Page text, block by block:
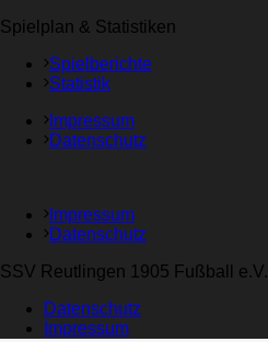
Spielplan & Statistiken
Spielberichte
Statistik
Impressum
Datenschutz
Impressum
Datenschutz
SSV Reutlingen 1905 Fußball e.V.
Datenschutz
Impressum